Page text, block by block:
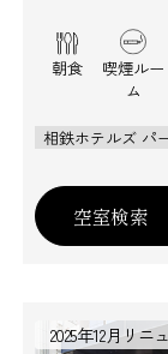
朝食
喫煙ルー
ム
相鉄ホテルズ パ
空室検索
2025年12月リニ